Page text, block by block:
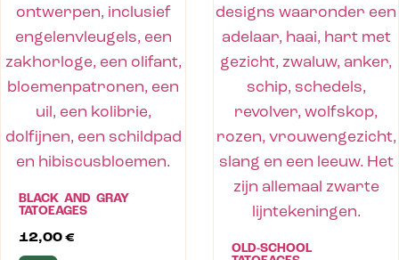
BLACK AND GRAY
TATOEAGES
12,00 €
OLD-SCHOOL